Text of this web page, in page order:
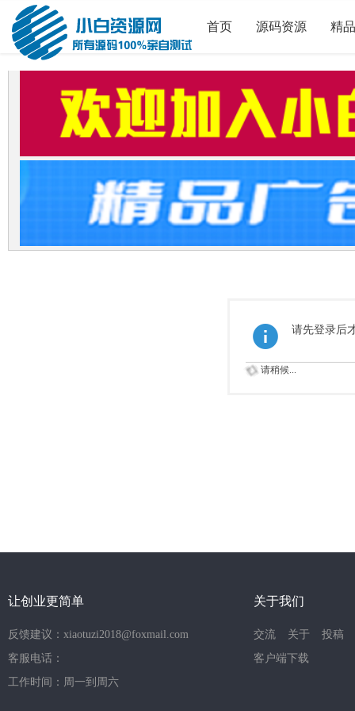
首页 源码资源 精
请先登录后
请稍候...
让创业更简单
反馈建议：xiaotuzi2018@foxmail.com
客服电话：
工作时间：周一到周六
关于我们
交流 关于
投稿
客户端下载